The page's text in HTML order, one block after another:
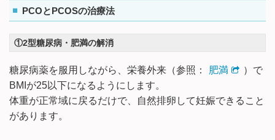
PCOとPCOSの治療法
①2型糖尿病・肥満の解消
糖尿病薬を服用しながら、栄養外来（参照： 肥満
）で
BMIが25以下になるようにします。
体重が正常域に戻るだけで、自然排卵して妊娠できること
があります。